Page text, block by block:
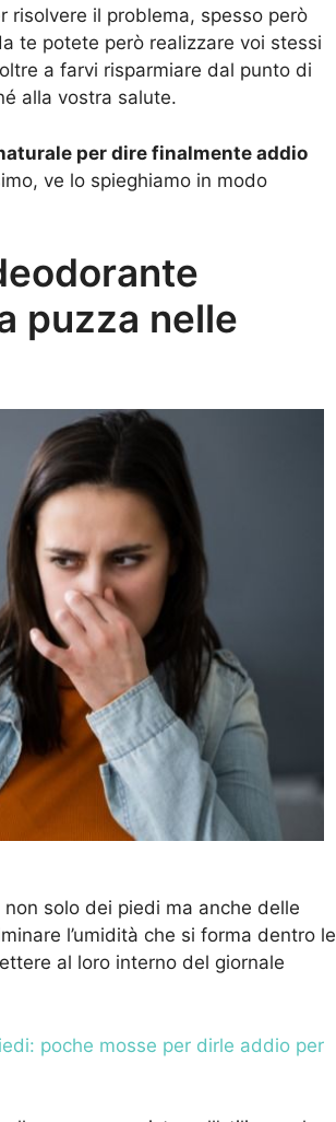
risolvere il problema, spesso però
te potete però realizzare voi stessi
a farvi risparmiare dal punto di
alla vostra salute.
per dire finalmente addio
ve lo spieghiamo in modo
puzza nelle
solo dei piedi ma anche delle
l’umidità che si forma dentro le
al loro interno del giornale
poche mosse per dirle addio per